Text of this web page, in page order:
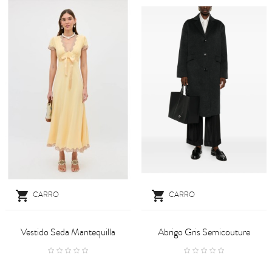
 CARRO
Vestido Seda Mantequilla
 CARRO
Abrigo Gris Semicouture